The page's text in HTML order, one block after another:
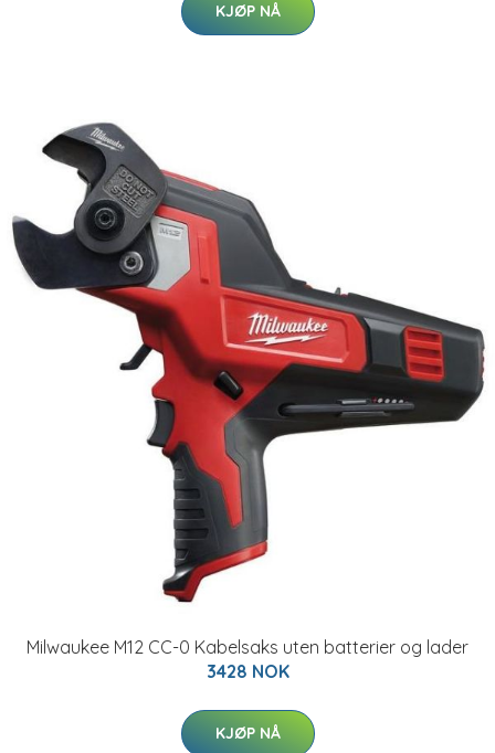
KJØP NÅ
Milwaukee M12 CC-0 Kabelsaks uten batterier og lader
3428 NOK
KJØP NÅ